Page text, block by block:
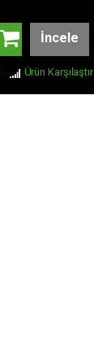
İncele
Ürün Karşılaştır